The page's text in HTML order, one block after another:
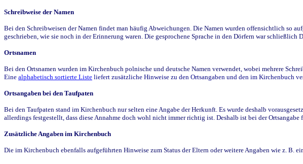
Schreibweise der Namen
Bei den Schreibweisen der Namen findet man häufig Abweichungen. Die Namen wurden offensichtlich so
geschrieben, wie sie noch in der Erinnerung waren. Die gesprochene Sprache in den Dörfern war
Ortsnamen
Bei den Ortsnamen wurden im Kirchenbuch polnische und deutsche Namen verwendet, wobei mehrere
Eine alphabetisch sortierte Liste liefert zusätzliche Hinweise zu den Ortsangaben und den im Kirchenbuch
Ortsangaben bei den Taufpaten
Bei den Taufpaten stand im Kirchenbuch nur selten eine Angabe der Herkunft. Es wurde deshalb
allerdings festgestellt, dass diese Annahme doch wohl nicht immer richtig ist. Deshalb ist bei der
Zusätzliche Angaben im Kirchenbuch
Die im Kirchenbuch ebenfalls aufgeführten Hinweise zum Status der Eltern oder weitere Angaben wie z. B.